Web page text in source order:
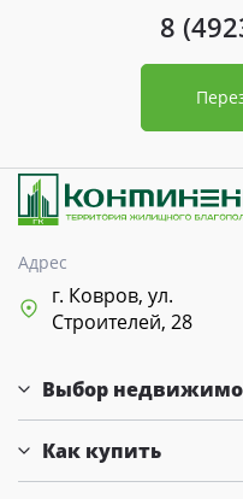
8
Адрес
г. Ковров, ул.
Строителей, 28
Выбор
Как купить